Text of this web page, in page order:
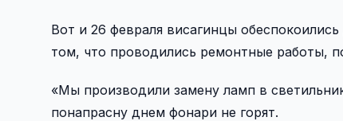
Вот и 26 февраля висагинцы
том, что проводились ремонтные работы,
«Мы производили замену ламп в
понапрасну днем фонари не горят.